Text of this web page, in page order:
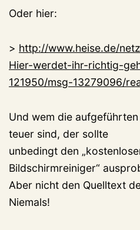
Oder hier:
> http://www.heise.de/
Hier-werdet-ihr-richtig-
121950/msg-13279096/
Und wem die
teuer sind, der sollte
unbedingt den
Bildschirmreiniger“
Aber nicht den Quelltext
Niemals!